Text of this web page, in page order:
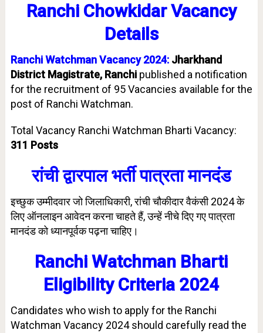
Ranchi Chowkidar Vacancy
Details
Ranchi Watchman Vacancy 2024: Jharkhand
District Magistrate, Ranchi published a notification
for the recruitment of 95 Vacancies available for the
post of Ranchi Watchman.
Total Vacancy Ranchi Watchman Bharti Vacancy:
311 Posts
रांची द्वारपाल भर्ती पात्रता मानदंड
इच्छुक उम्मीदवार जो जिलाधिकारी, रांची चौकीदार वैकंसी 2024 के
लिए ऑनलाइन आवेदन करना चाहते हैं, उन्हें नीचे दिए गए पात्रता
मानदंड को ध्यानपूर्वक पढ़ना चाहिए।
Ranchi Watchman Bharti
Eligibility Criteria 2024
Candidates who wish to apply for the Ranchi
Watchman Vacancy 2024 should carefully read the